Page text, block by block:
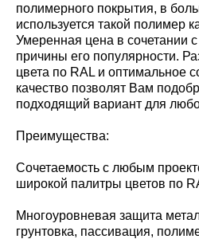
полимерного покрытия, в
используется такой полимер
Умеренная цена в сочетании
причины его популярности.
цвета по RAL и оптимальное
качество позволят Вам
подходящий вариант для
Преимущества:
Сочетаемость с любым
широкой палитры цветов по
Многоуровневая защита
грунтовка, пассивация,